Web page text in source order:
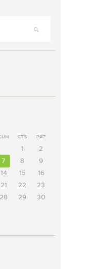
CTS PAZ
1
2
7 8
9
14 15
16
21 22
23
28 29
30